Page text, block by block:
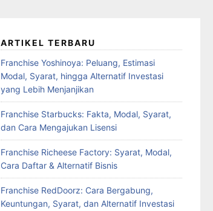
ARTIKEL TERBARU
Franchise Yoshinoya: Peluang, Estimasi
Modal, Syarat, hingga Alternatif Investasi
yang Lebih Menjanjikan
Franchise Starbucks: Fakta, Modal, Syarat,
dan Cara Mengajukan Lisensi
Franchise Richeese Factory: Syarat, Modal,
Cara Daftar & Alternatif Bisnis
Franchise RedDoorz: Cara Bergabung,
Keuntungan, Syarat, dan Alternatif Investasi